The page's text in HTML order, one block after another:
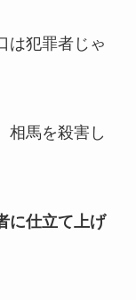
は犯罪者じゃ
相馬を殺害し
に仕立て上げ